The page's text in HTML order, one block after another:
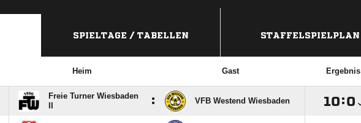
SPIELTAGE / TABELLEN STAFFELSPIELPLAN
Heim Gast Ergebnis
Freie Turner Wiesbaden
: VFB Westend Wiesbaden :